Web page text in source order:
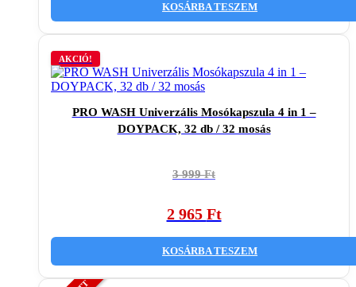
KOSÁRBA TESZEM
AKCIÓ!
PRO WASH Univerzális Mosókapszula 4 in 1 –
DOYPACK, 32 db / 32 mosás
3 999Ft
Original
3
999 Ft.
2 965 Ft
Current
2
965 Ft.
KOSÁRBA TESZEM